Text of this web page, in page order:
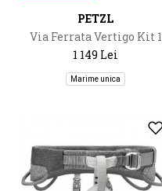
PETZL
Via Ferrata Vertigo Kit 1
1 149 Lei
Marime unica